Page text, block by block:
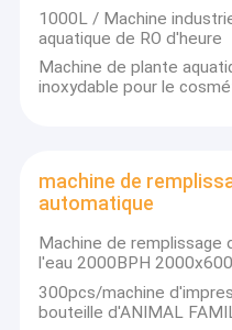
1000L / Machine
aquatique de RO d'heure
Machine de plante
inoxydable pour le
machine de
automatique
Machine de remplissage
l'eau 2000BPH
300pcs/machine
bouteille d'ANIMAL